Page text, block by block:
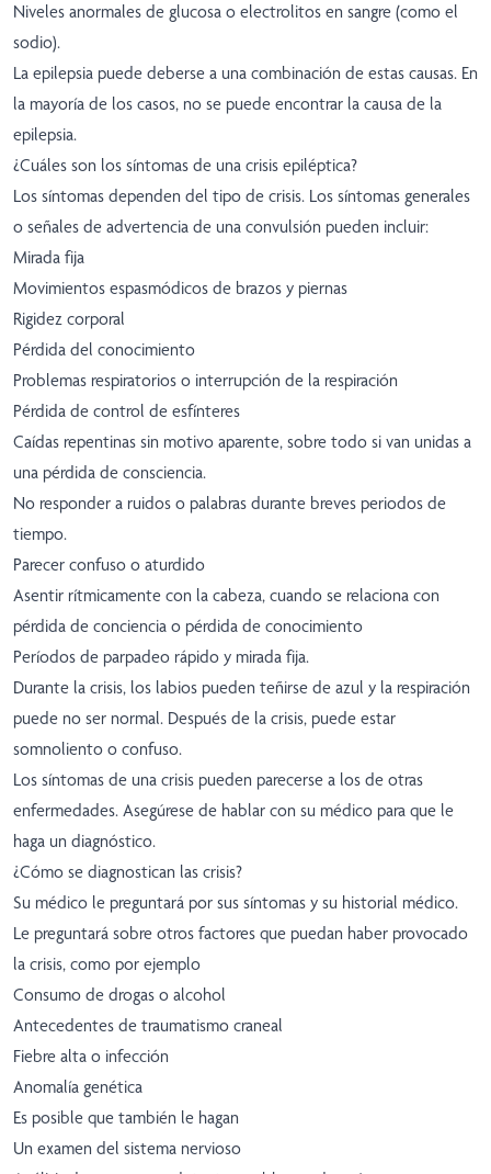
Niveles anormales de glucosa o electrolitos en sangre (como el
sodio).
La epilepsia puede deberse a una combinación de estas causas. En
la mayoría de los casos, no se puede encontrar la causa de la
epilepsia.
¿Cuáles son los síntomas de una crisis epiléptica?
Los síntomas dependen del tipo de crisis. Los síntomas generales
o señales de advertencia de una convulsión pueden incluir:
Mirada fija
Movimientos espasmódicos de brazos y piernas
Rigidez corporal
Pérdida del conocimiento
Problemas respiratorios o interrupción de la respiración
Pérdida de control de esfínteres
Caídas repentinas sin motivo aparente, sobre todo si van unidas a
una pérdida de consciencia.
No responder a ruidos o palabras durante breves periodos de
tiempo.
Parecer confuso o aturdido
Asentir rítmicamente con la cabeza, cuando se relaciona con
pérdida de conciencia o pérdida de conocimiento
Períodos de parpadeo rápido y mirada fija.
Durante la crisis, los labios pueden teñirse de azul y la respiración
puede no ser normal. Después de la crisis, puede estar
somnoliento o confuso.
Los síntomas de una crisis pueden parecerse a los de otras
enfermedades. Asegúrese de hablar con su médico para que le
haga un diagnóstico.
¿Cómo se diagnostican las crisis?
Su médico le preguntará por sus síntomas y su historial médico.
Le preguntará sobre otros factores que puedan haber provocado
la crisis, como por ejemplo
Consumo de drogas o alcohol
Antecedentes de traumatismo craneal
Fiebre alta o infección
Anomalía genética
Es posible que también le hagan
Un examen del sistema nervioso